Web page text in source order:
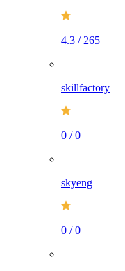
4.3 / 265
skillfactory
0 /0
skyeng
0 /0